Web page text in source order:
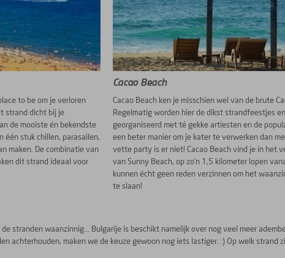
to be om je verloren
strand dicht bij je
de mooiste én bekendste
één stuk chillen, parasailen,
maken. De combinatie van
dit strand ideaal voor
Cacao Beach
Cacao Beach ken je misschien wel van de brute
Regelmatig worden hier de dikst strandfeestjes
georganiseerd met té gekke artiesten en de
een beter manier om je kater te verwerken dan
vette party is er niet! Cacao Beach vind je in het
van Sunny Beach, op zo’n 1,5 kilometer lopen
kunnen écht geen reden verzinnen om het
te slaan!
stranden waanzinnig... Bulgarije is beschikt namelijk over nog veel meer
achterhouden, maken we de keuze gewoon nog iets lastiger. :) Op welk strand